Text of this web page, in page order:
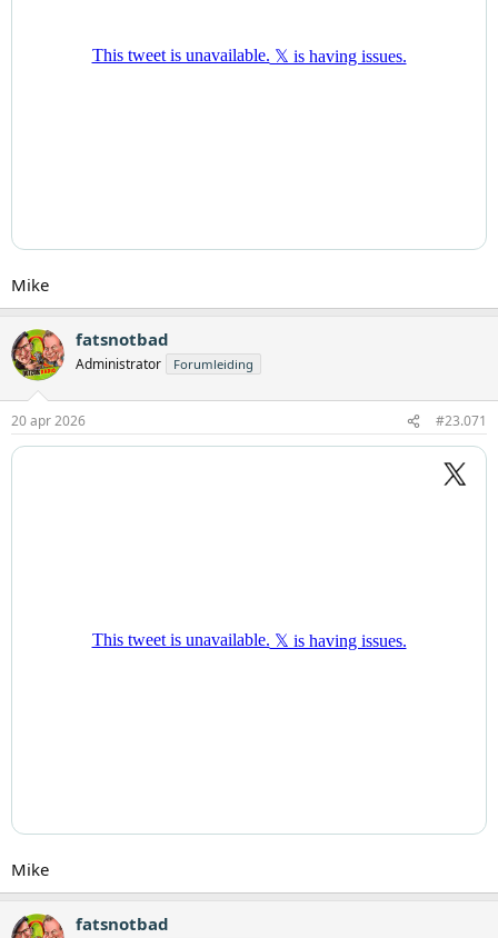
Mike
fatsnotbad
Administrator Forumleiding
20 apr 2026 #23.071
Mike
fatsnotbad